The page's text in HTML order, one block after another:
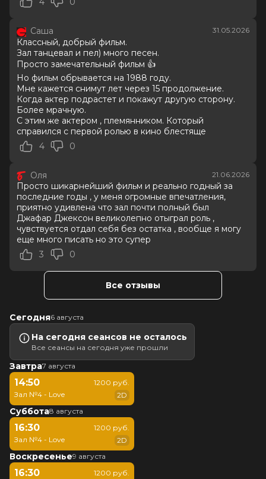
Страна
Слоган
—
Режиссер
Антуан Фукуа
Актеры
Джаафар Джексон, Джулиано
Вальди, Колман Доминго, Ниа Лонг,
Майлз Теллер, Кендрик Сэмпсон, Кэт
Грэм, Лора Хэрриер, Лоренц Тейт,
Дерек Люк
Продюсеры
Джон Бранка, Грэм Кинг, Джон
Сценаристы
Длительность
В прокате
с 23 июня до 12 августа
Меморандум
до 3 июня
Саша 31.05.2026
Классный, добрый фильм.
Зал танцевал и пел) много песен.
Просто замечательный фильм 👍
Но фильм обрывается на 1988 году.
Мне кажется снимут лет через 15 продолжение.
Когда актер подрастет и покажут другую сторону.
Более мрачную.
С этим же актером , племянником. Который
справился с первой ролью в кино блестяще
4
0
Оля 21.06.2026
Просто шикарнейший фильм и реально годный за
последние годы , у меня огромные впечатления,
приятно удивлена что зал почти полный был
Джафар Джексон великолепно отыграл роль ,
чувствуется отдал себя без остатка , вообще я могу
еще много писать но это супер
3
0
Все отзывы
Сегодня6 августа
На сегодня сеансов не осталось
Все сеансы на сегодня уже прошли
Завтра7 августа
14:50
Зал №4 - Love
1200 руб.
2D
Суббота8 августа
16:30
Зал №4 - Love
1200 руб.
2D
Воскресенье9 августа
16:30
1200 руб.